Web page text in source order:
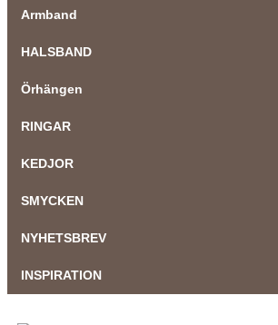
Armband
HALSBAND
Örhängen
RINGAR
KEDJOR
SMYCKEN
NYHETSBREV
INSPIRATION